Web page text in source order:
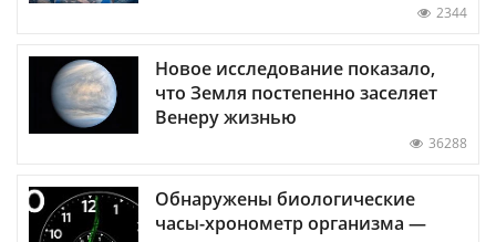
2344
Новое исследование показало,
что Земля постепенно заселяет
Венеру жизнью
36288
Обнаружены биологические
часы-хронометр организма —